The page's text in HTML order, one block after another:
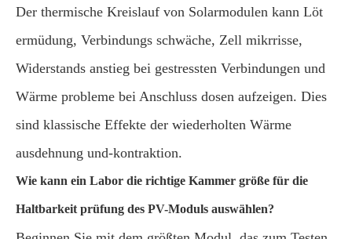
Der thermische Kreislauf von Solarmodulen kann Löt
ermüdung, Verbindungs schwäche, Zell mikrrisse,
Widerstands anstieg bei gestressten Verbindungen und
Wärme probleme bei Anschluss dosen aufzeigen. Dies
sind klassische Effekte der wiederholten Wärme
ausdehnung und-kontraktion.
Wie kann ein Labor die richtige Kammer größe für die
Haltbarkeit prüfung des PV-Moduls auswählen?